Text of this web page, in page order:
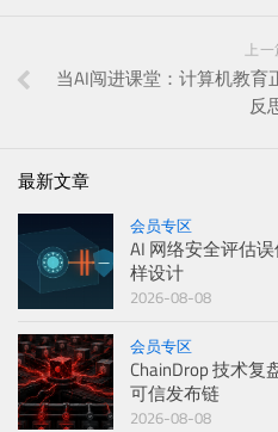
上
当AI闯进课堂：计算机教
反
最新文章
会员专区
AI 网络安全评估
样设计
2026-08-08
会员专区
ChainDrop 技术
可信发布链
2026-08-08